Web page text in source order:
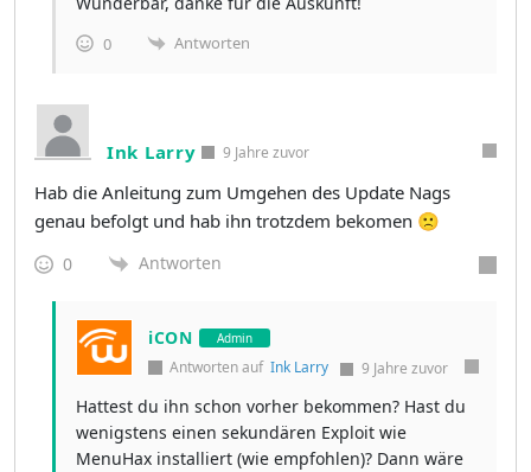
0 Antworten
Ink Larry 9 Jahre zuvor
Hab die Anleitung zum Umgehen des Update Nags
genau befolgt und hab ihn trotzdem bekomen 🙁
0 Antworten
iCON Admin
Antworten auf Ink Larry 9 Jahre zuvor
Hattest du ihn schon vorher bekommen? Hast du
wenigstens einen sekundären Exploit wie
MenuHax installiert (wie empfohlen)? Dann wäre